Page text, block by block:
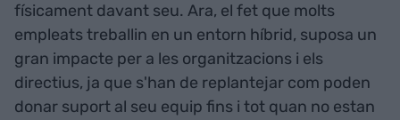
físicament davant seu. Ara, el fet que molts
empleats treballin en un entorn híbrid, suposa un
gran impacte per a les organitzacions i els
directius, ja que s'han de replantejar com poden
donar suport al seu equip fins i tot quan no estan